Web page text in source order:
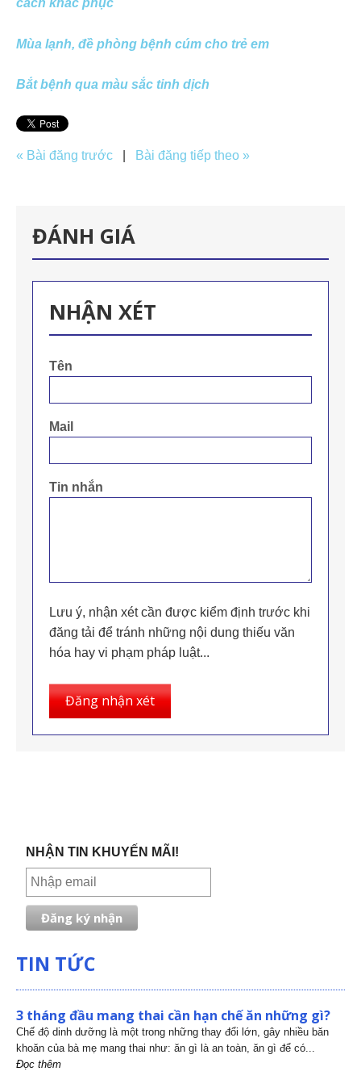
Mùa lạnh, đề phòng bệnh cúm cho trẻ em
Bắt bệnh qua màu sắc tinh dịch
« Bài đăng trước Bài đăng tiếp theo »
ĐÁNH GIÁ
NHẬN XÉT
Tên
Mail
Tin nhắn
Lưu ý, nhận xét cần được kiểm định trước khi
đăng tải để tránh những nội dung thiếu văn
hóa hay vi phạm pháp luật...
Đăng nhận xét
NHẬN TIN KHUYẾN MÃI!
TIN TỨC
3 tháng đầu mang thai cần hạn chế ăn những gì?
Chế độ dinh dưỡng là một trong những thay đổi lớn, gây nhiều băn
khoăn của bà mẹ mang thai như: ăn gì là an toàn, ăn gì để có...
Đọc thêm